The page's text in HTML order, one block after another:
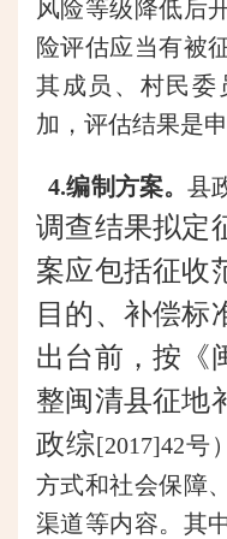
风险等级降低后
险评估应当有被
其成员、村民委
加，评估结果是
4.编制方案。县
调查结果拟定
案应包括征收
目的、补偿标
出台前，按《
整闽清县征地
政综[2017]42号
方式和社会保障
渠道等内容。其